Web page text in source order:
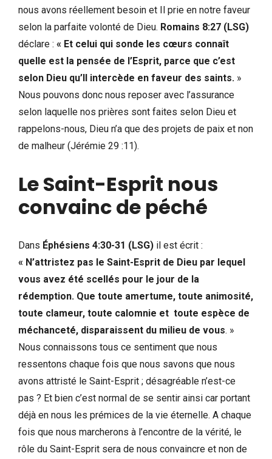
nous avons réellement besoin et Il prie en notre faveur
selon la parfaite volonté de Dieu. Romains 8:27 (LSG)
déclare : « Et celui qui sonde les cœurs connaît
quelle est la pensée de l’Esprit, parce que c’est
selon Dieu qu’Il intercède en faveur des saints. »
Nous pouvons donc nous reposer avec l’assurance
selon laquelle nos prières sont faites selon Dieu et
rappelons-nous, Dieu n’a que des projets de paix et non
de malheur (Jérémie 29 :11).
Le Saint-Esprit nous
convainc de péché
Dans Éphésiens 4:30-31 (LSG) il est écrit :
« N’attristez pas le Saint-Esprit de Dieu par lequel
vous avez été scellés pour le jour de la
rédemption. Que toute amertume, toute animosité,
toute clameur, toute calomnie et toute espèce de
méchanceté, disparaissent du milieu de vous. »
Nous connaissons tous ce sentiment que nous
ressentons chaque fois que nous savons que nous
avons attristé le Saint-Esprit ; désagréable n’est-ce
pas ? Et bien c’est normal de se sentir ainsi car portant
déjà en nous les prémices de la vie éternelle. A chaque
fois que nous marcherons à l’encontre de la vérité, le
rôle du Saint-Esprit sera de nous convaincre et non de